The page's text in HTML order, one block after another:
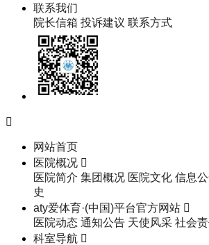
联系我们
院长信箱 投诉建议 联系方式

网站首页
医院概况 
医院简介 集团概况 医院文化 信息
史
aty爱体育·(中国)平台官方网站 
医院动态 通知公告 天使风采 社会
科室导航 